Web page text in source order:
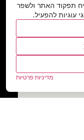
תפקוד האתר ולשפר
עוגיות להפעיל.
מדיניות פרטיות